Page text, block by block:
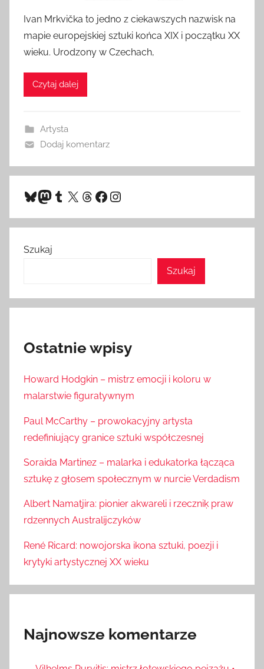
Ivan Mrkvička to jedno z ciekawszych nazwisk na
mapie europejskiej sztuki końca XIX i początku XX
wieku. Urodzony w Czechach,
Czytaj dalej
Artysta
Dodaj komentarz
Bluesky
Mastodon
Tumblr
X Threads
Facebook
Instagram
Szukaj
Szukaj
Ostatnie wpisy
Howard Hodgkin – mistrz emocji i koloru w
malarstwie figuratywnym
Paul McCarthy – prowokacyjny artysta
redefiniujący granice sztuki współczesnej
Soraida Martinez – malarka i edukatorka łącząca
sztukę z głosem społecznym w nurcie Verdadism
Albert Namatjira: pionier akwareli i rzeczniķ praw
rdzennych Australijczyków
René Ricard: nowojorska ikona sztuki, poezji i
krytyki artystycznej XX wieku
Najnowsze komentarze